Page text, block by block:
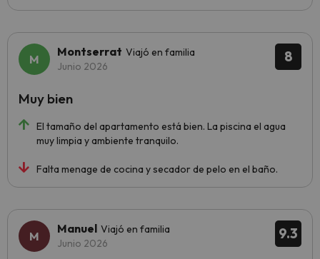
8
Montserrat Viajó en familia
Junio 2026
El tamaño del apartamento está bien. La piscina el agua
muy limpia y ambiente tranquilo.
Falta menage de cocina y secador de pelo en el baño.
Muy bien
9.3
Manuel Viajó en familia
Junio 2026